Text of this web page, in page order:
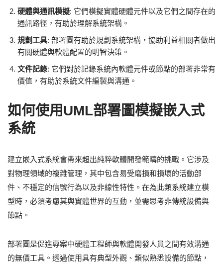
硬體與通訊模擬: 它們模擬實體硬體元件以及它們之間存在的
通訊路徑，有助於理解系統架構。
規劃工具: 部署圖有助於規劃系統架構，協助利益相關者做出
有關硬體與軟體配置的明智決策。
文件記錄: 它們對於記錄系統內軟體元件或節點的部署非常有
價值，有助於系統文件編製與溝通。
如何使用UML部署圖模擬嵌入式
系統
建立嵌入式系統會帶來超出純粹軟體開發範疇的挑戰。它涉及
對物理領域的複雜管理，其中包含易受磨損和損壞的活動部
件、不穩定的信號行為以及非線性特性。在為此類系統建立模
型時，必須考慮其與實體世界的互動，並需思考非傳統設備與
節點。
部署圖是促進專案中硬體工程師與軟體開發人員之間有效溝通
的無價工具。透過使用具有典型外觀、類似熟悉設備的節點，